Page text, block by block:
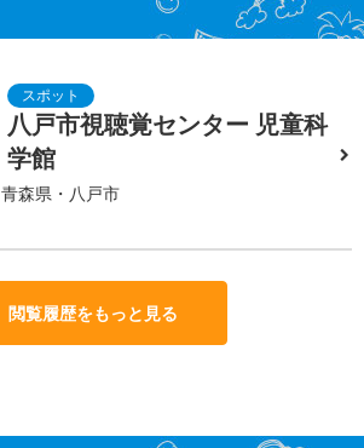
八戸市視聴覚センター 児童科
学館
青森県・八戸市
閲覧履歴をもっと見る